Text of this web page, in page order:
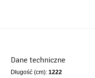
Dane techniczne
Długość (cm): 1222